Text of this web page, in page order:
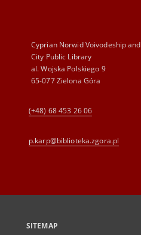
Cyprian Norwid Voivodeship and
City Public Library
al. Wojska Polskiego 9
65-077 Zielona Góra
(+48) 68 453 26 06
p.karp@biblioteka.zgora.pl
SITEMAP